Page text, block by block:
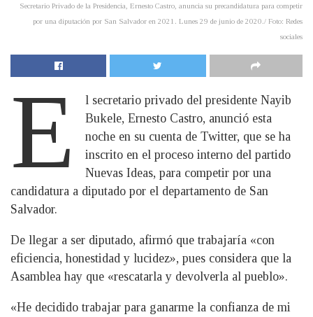
Secretario Privado de la Presidencia, Ernesto Castro, anuncia su precandidatura para competir
por una diputación por San Salvador en 2021. Lunes 29 de junio de 2020./ Foto: Redes
sociales
E
l secretario privado del presidente Nayib
Bukele, Ernesto Castro, anunció esta
noche en su cuenta de Twitter, que se ha
inscrito en el proceso interno del partido
Nuevas Ideas, para competir por una
candidatura a diputado por el departamento de San
Salvador.
De llegar a ser diputado, afirmó que trabajaría «con
eficiencia, honestidad y lucidez», pues considera que la
Asamblea hay que «rescatarla y devolverla al pueblo».
«He decidido trabajar para ganarme la confianza de mi